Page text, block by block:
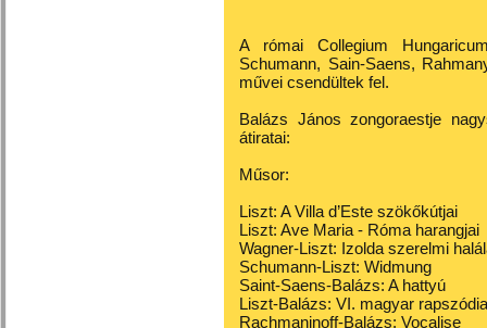
A római Collegium
Schumann, Sain-Saens,
művei csendültek fel.
Balázs János zongoraestje
átiratai:
Műsor:
Liszt: A Villa d’Este szökőkútjai
Liszt: Ave Maria - Róma harangjai
Wagner-Liszt: Izolda szerelmi
Schumann-Liszt: Widmung
Saint-Saens-Balázs: A hattyú
Liszt-Balázs: VI. magyar rapszódia
Rachmaninoff-Balázs: Vocalise